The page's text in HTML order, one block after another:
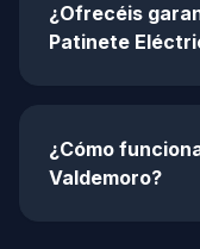
¿Ofrecéis
Patinete
¿Cómo
Valdemoro?